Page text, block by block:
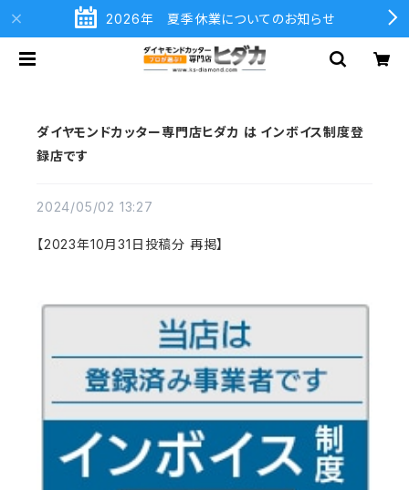
2026年 夏季休業についてのお知らせ
ダイヤモンドカッター専門店ヒダカ は インボイス制度登
録店です
2024/05/02 13:27
【2023年10月31日投稿分 再掲】